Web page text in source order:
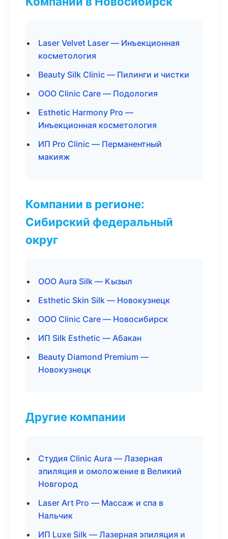
Laser Velvet Laser — Инъекционная
косметология
Beauty Silk Clinic — Пилинги и чистки
ООО Clinic Care — Подология
Esthetic Harmony Pro —
Инъекционная косметология
ИП Pro Clinic — Перманентный
макияж
Компании в регионе:
Сибирский федеральный
округ
ООО Aura Silk — Кызыл
Esthetic Skin Silk — Новокузнецк
ООО Clinic Care — Новосибирск
ИП Silk Esthetic — Абакан
Beauty Diamond Premium —
Новокузнецк
Другие компании
Студия Clinic Aura — Лазерная
эпиляция и омоложение в Великий
Новгород
Laser Art Pro — Массаж и спа в
Нальчик
ИП Luxe Silk — Лазерная эпиляция и